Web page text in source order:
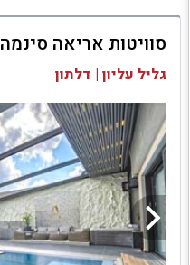
למתחם זה
בדיקת זמינות ומחירים
סוויטות אריאה סינמה
גליל עליון | דלתון